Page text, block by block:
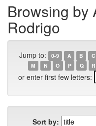
Browsing by
Rodrigo
Jump to: 0-9 A B C
M
N O P Q R
or enter first few letters:
Sort by: